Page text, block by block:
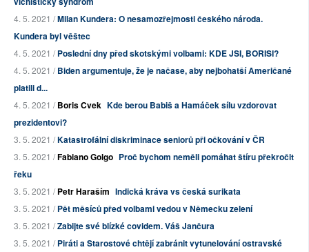
4. 5. 2021 /Milan Kundera: O nesamozřejmosti českého národa.
Kundera byl věštec
4. 5. 2021 /Poslední dny před skotskými volbami: KDE JSI, BORISI?
4. 5. 2021 /Biden argumentuje, že je načase, aby nejbohatší Američané
platili d...
4. 5. 2021 /Boris Cvek Kde berou Babiš a Hamáček sílu vzdorovat
prezidentovi?
3. 5. 2021 /Katastrofální diskriminace seniorů při očkování v ČR
3. 5. 2021 /Fabiano Golgo Proč bychom neměli pomáhat štíru překročit
řeku
3. 5. 2021 /Petr Haraším Indická kráva vs česká surikata
3. 5. 2021 /Pět měsíců před volbami vedou v Německu zelení
3. 5. 2021 /Zabijte své blízké covidem. Váš Jančura
3. 5. 2021 /Piráti a Starostové chtějí zabránit vytunelování ostravské